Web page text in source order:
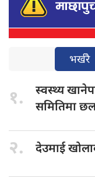
भर्खरै
१. स्वस्थ्य
समितिमा
२. देउमाई